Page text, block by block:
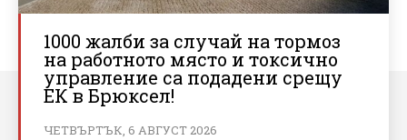
1000 жалби за случай на тормоз
на работното място и токсично
управление са подадени срещу
ЕК в Брюксел!
ЧЕТВЪРТЪК, 6 АВГУСТ 2026